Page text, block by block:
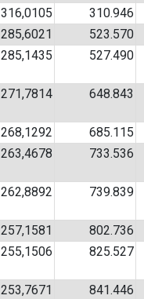
316,0105 310.946
285,6021 523.570
285,1435 527.490
271,7814 648.843
268,1292 685.115
263,4678 733.536
262,8892 739.839
257,1581 802.736
255,1506 825.527
253,7671 841.446